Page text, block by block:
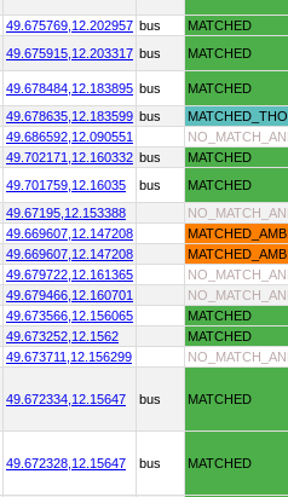
49.675769, 12.202957 bus MATCHED
49.675915, 12.203317 bus MATCHED
49.678484, 12.183895 bus MATCHED
49.678635, 12.183599 bus
49.686592, 12.090551
49.702171, 12.160332 bus MATCHED
49.701759, 12.16035 bus MATCHED
49.67195, 12.153388
49.669607, 12.147208
49.669607, 12.147208
49.679722, 12.161365
49.679466, 12.160701
49.673566, 12.156065 MATCHED
49.673252, 12.1562 MATCHED
49.673711, 12.156299
49.672334, 12.15647 bus MATCHED
49.672328, 12.15647 bus MATCHED